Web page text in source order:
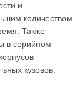
и
количеством
Также
в серийном
кузовов.